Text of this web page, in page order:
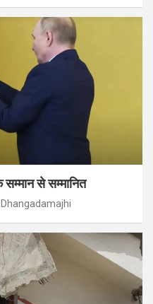
सम्मान से सम्मानित